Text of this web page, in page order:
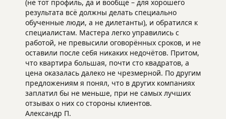
(не тот профиль, да и вообще – для хорошего
результата всё должны делать специально
обученные люди, а не дилетанты), и обратился к
специалистам. Мастера легко управились с
работой, не превысили оговорённых сроков, и не
оставили после себя никаких недочётов. Притом,
что квартира большая, почти сто квадратов, а
цена оказалась далеко не чрезмерной. По другим
предложениям я понял, что в других компаниях
заплатил бы не меньше, при не самых лучших
отзывах о них со стороны клиентов.
Александр П.